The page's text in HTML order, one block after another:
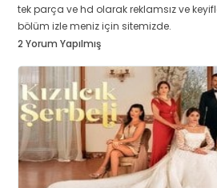
tek parça ve hd olarak reklamsız ve keyifle
bölüm izle meniz için sitemizde.
2 Yorum Yapılmış